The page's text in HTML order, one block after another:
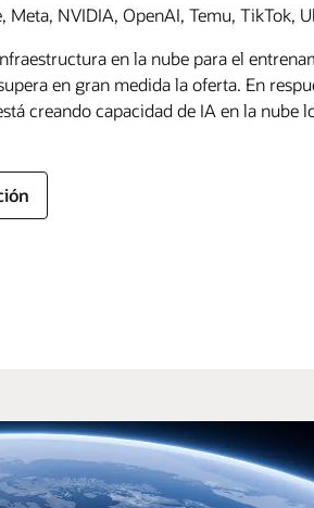
Meta, NVIDIA, OpenAI, Temu, TikTok,
en la nube para el
en gran medida la oferta. En
creando capacidad de IA en la nube